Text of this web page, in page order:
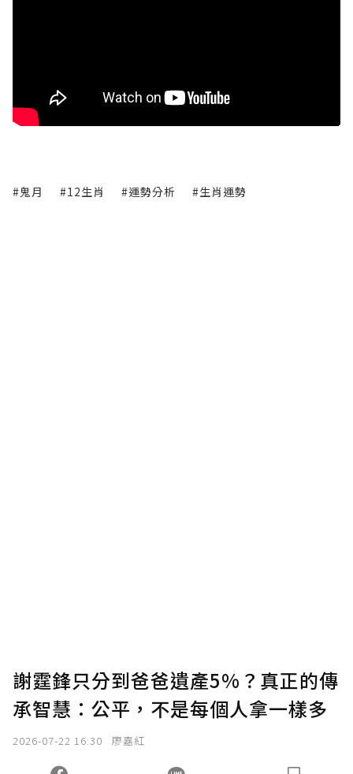
#鬼月 #12生肖 #運勢分析 #生肖運勢
謝霆鋒只分到爸爸遺產5%？真正的傳
承智慧：公平，不是每個人拿一樣多
2026-07-22 16:30 廖嘉紅